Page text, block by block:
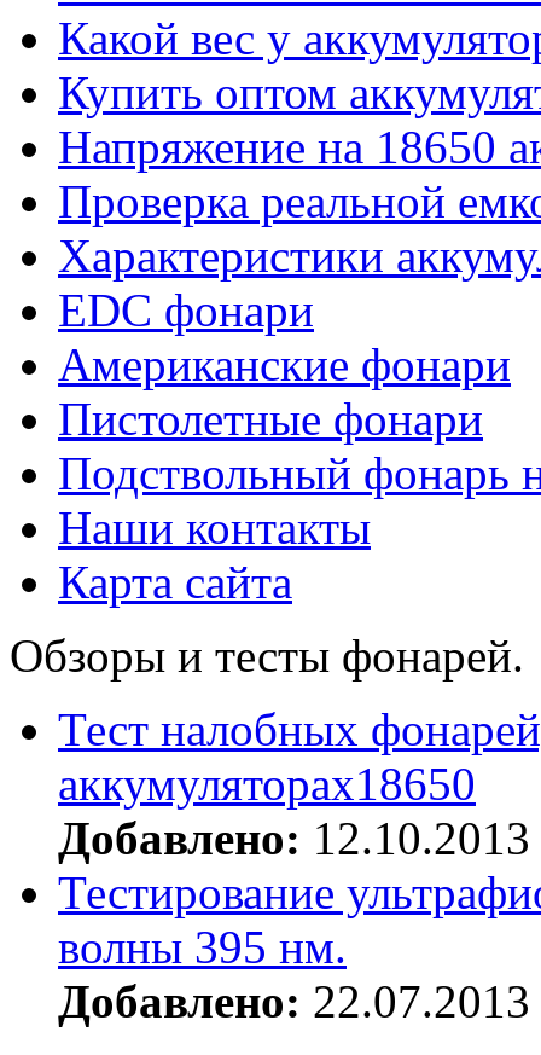
Какой вес у
Купить оптом
Напряжение на 18650
Проверка реальной
Характеристики
EDC фонари
Американские фонари
Пистолетные фонари
Подствольный фонарь
Наши контакты
Карта сайта
Обзоры и тесты фонарей.
Тест налобных
аккумуляторах18650
Добавлено: 12.10.2013
Тестирование
волны 395 нм.
Добавлено: 22.07.2013